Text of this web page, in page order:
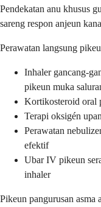
Pendekatan anu khusus
sareng respon anjeun
Perawatan langsung
Inhaler gancang-
pikeun muka
Kortikosteroid oral
Terapi oksigén
Perawatan
efektif
Ubar IV pikeun
inhaler
Pikeun pangurusan asma